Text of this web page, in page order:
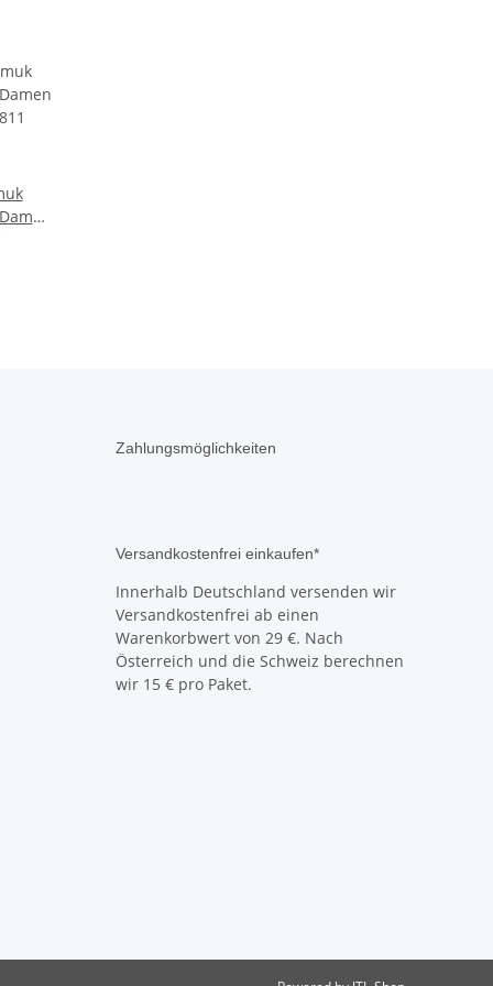
Zahlungsmöglichkeiten
Versandkostenfrei einkaufen*
Innerhalb Deutschland versenden wir
Versandkostenfrei ab einen
Warenkorbwert von 29 €. Nach
Österreich und die Schweiz berechnen
wir 15 € pro Paket.